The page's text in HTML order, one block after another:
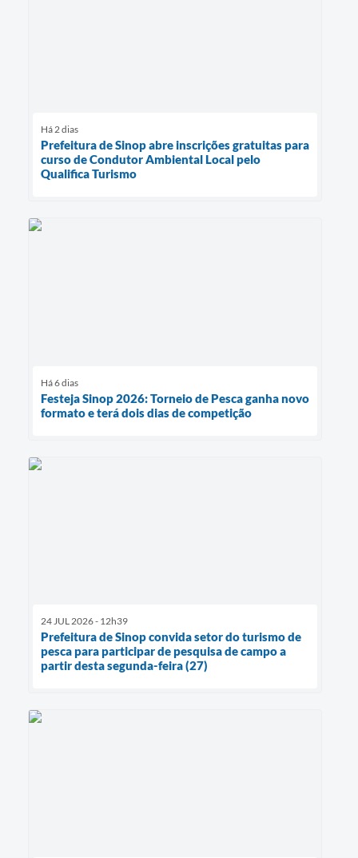
Há 2 dias
Prefeitura de Sinop abre inscrições gratuitas para
curso de Condutor Ambiental Local pelo
Qualifica Turismo
Há 6 dias
Festeja Sinop 2026: Torneio de Pesca ganha novo
formato e terá dois dias de competição
24 JUL 2026 - 12h39
Prefeitura de Sinop convida setor do turismo de
pesca para participar de pesquisa de campo a
partir desta segunda-feira (27)